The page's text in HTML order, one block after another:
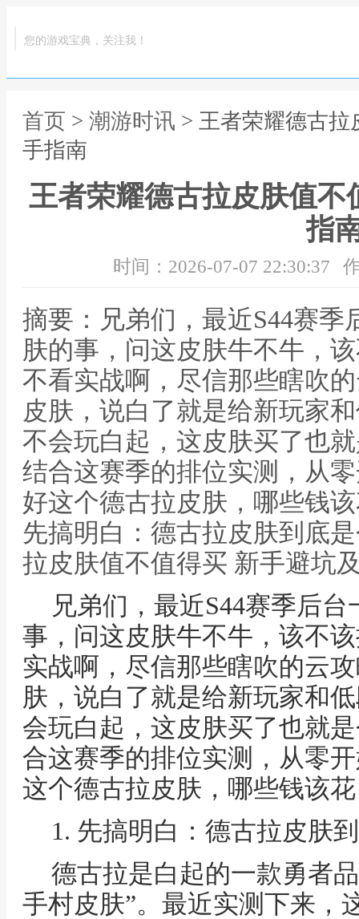
您的游戏宝典，关注我！
首页 > 潮游时讯 > 王者荣耀德古
手指南
王者荣耀德古拉皮肤值不
指
时间：2026-07-07 22:30:37
摘要：兄弟们，最近S44赛
肤的事，问这皮肤牛不牛，
不看实战啊，尽信那些瞎吹
皮肤，说白了就是给新玩家
不会玩白起，这皮肤买了也
结合这赛季的排位实测，从
好这个德古拉皮肤，哪些钱
先搞明白：德古拉皮肤到底
拉皮肤值不值得买 新手避坑
兄弟们，最近S44赛季后
事，问这皮肤牛不牛，该不
实战啊，尽信那些瞎吹的云
肤，说白了就是给新玩家和
会玩白起，这皮肤买了也就
合这赛季的排位实测，从零
这个德古拉皮肤，哪些钱该
1. 先搞明白：德古拉皮肤
德古拉是白起的一款勇者
手村皮肤”。最近实测下来，